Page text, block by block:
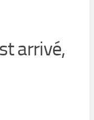
arrivé,